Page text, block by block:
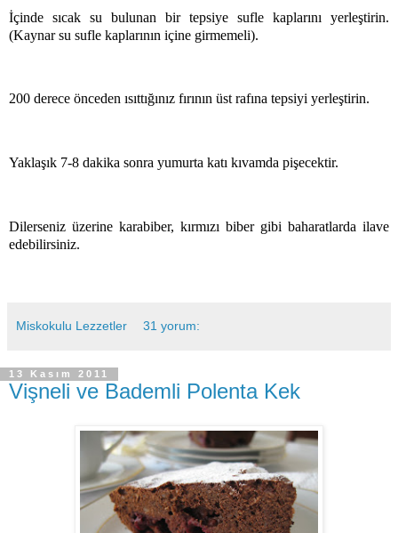
İçinde sıcak su bulunan bir tepsiye sufle kaplarını yerleştirin.
(Kaynar su sufle kaplarının içine girmemeli).
200 derece önceden ısıttığınız fırının üst rafına tepsiyi yerleştirin.
Yaklaşık 7-8 dakika sonra yumurta katı kıvamda pişecektir.
Dilerseniz üzerine karabiber, kırmızı biber gibi baharatlarda ilave
edebilirsiniz.
Miskokulu Lezzetler 31 yorum:
13 Kasım 2011
Vişneli ve Bademli Polenta Kek